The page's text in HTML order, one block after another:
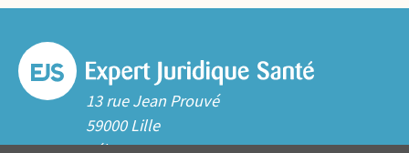
13 rue Jean Prouvé
59000 Lille